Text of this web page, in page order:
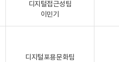
디지털접근성팀
이민기
디지털포용문화팀